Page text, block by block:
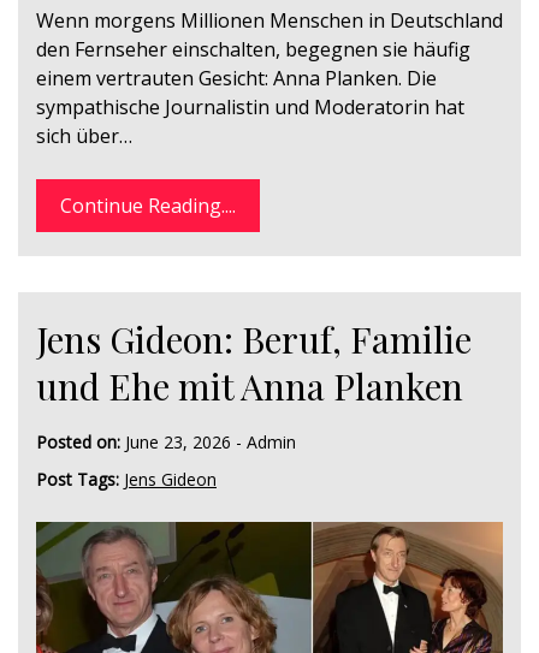
Wenn morgens Millionen Menschen in Deutschland
den Fernseher einschalten, begegnen sie häufig
einem vertrauten Gesicht: Anna Planken. Die
sympathische Journalistin und Moderatorin hat
sich über…
Continue Reading....
Jens Gideon: Beruf, Familie
und Ehe mit Anna Planken
Posted on: June 23, 2026 - Admin
Post Tags: Jens Gideon